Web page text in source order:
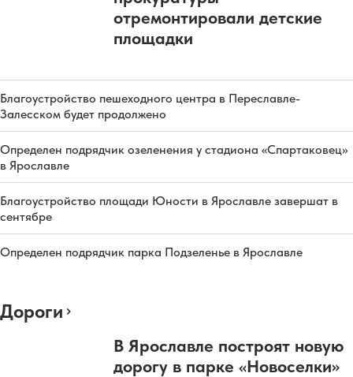
отремонтировали детские
площадки
Благоустройство пешеходного центра в Переславле-
Залесском будет продолжено
Определен подрядчик озеленения у стадиона «Спартаковец»
в Ярославле
Благоустройство площади Юности в Ярославле завершат в
сентябре
Определен подрядчик парка Подзеленье в Ярославле
Дороги
В Ярославле построят новую
дорогу в парке «Новоселки»